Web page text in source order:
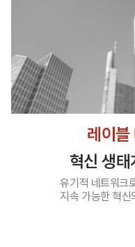
레이블
혁신 생
유기적 네트워크
지속 가능한 혁신